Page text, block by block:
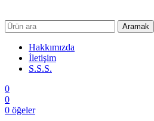
Aramak
Hakkımızda
İletişim
S.S.S.
0
0
0 öğeler